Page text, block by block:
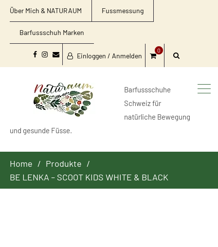
Über Mich & NATURAUM Fussmessung
Barfussschuh Marken
Facebook
Instagram
Email
Einloggen / Anmelden
0
Barfussschuhe
Schweiz für
natürliche Bewegung
und gesunde Füsse.
Home
Produkte
BE LENKA – SCOOT KIDS WHITE & BLACK